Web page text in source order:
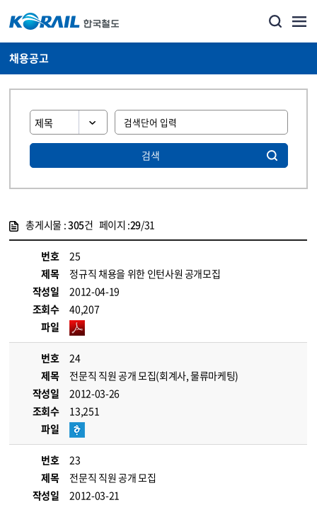
채용공고
검색
총게시물 :305건 페이지 :29/31
번호
25
제목
정규직 채용을 위한 인턴사원 공개모집
작성일
2012-04-19
조회수
40,207
파일
번호
24
제목
전문직 직원 공개 모집(회계사, 물류마케팅)
작성일
2012-03-26
조회수
13,251
파일
번호
23
제목
전문직 직원 공개 모집
작성일
2012-03-21